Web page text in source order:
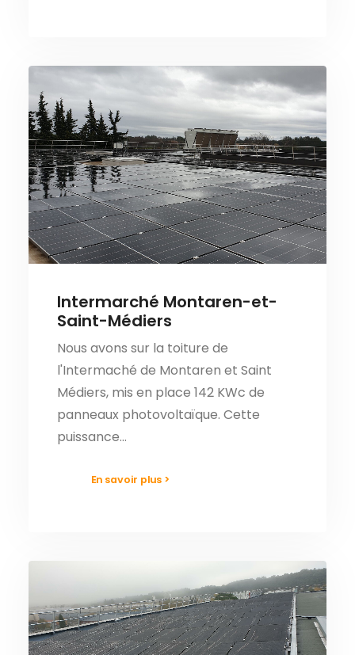
Intermarché Montaren-et-
Saint-Médiers
Nous avons sur la toiture de
l'Intermaché de Montaren et Saint
Médiers, mis en place 142 KWc de
panneaux photovoltaïque. Cette
puissance…
En savoir plus >